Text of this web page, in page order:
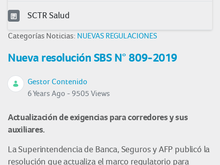
SCTR Salud
Categorías Noticias: NUEVAS REGULACIONES
Nueva resolución SBS N° 809-2019
Gestor Contenido
6 Years Ago - 9505 Views
Actualización de exigencias para corredores y sus
auxiliares.
La Superintendencia de Banca, Seguros y AFP publicó la
resolución que actualiza el marco regulatorio para